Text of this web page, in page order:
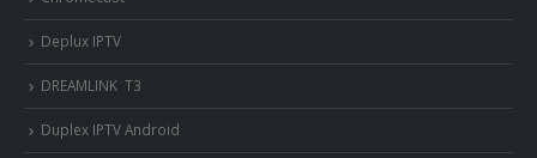
Deplux IPTV
DREAMLINK T3
Duplex IPTV Android